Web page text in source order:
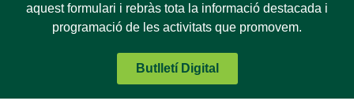
aquest formulari i rebràs tota la informació destacada i
programació de les activitats que promovem.
Butlletí Digital